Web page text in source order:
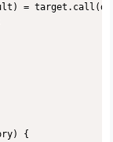
=
{